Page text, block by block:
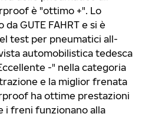
è "ottimo +". Lo
GUTE FAHRT e si è
test per pneumatici all-
automobilistica tedesca
-" nella categoria
e la miglior frenata
ha ottime prestazioni
i freni funzionano alla